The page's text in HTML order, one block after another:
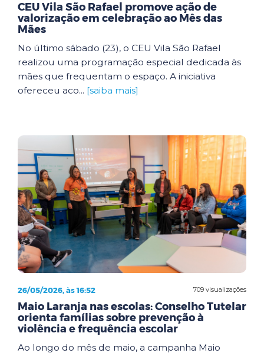
CEU Vila São Rafael promove ação de
valorização em celebração ao Mês das
Mães
No último sábado (23), o CEU Vila São Rafael
realizou uma programação especial dedicada às
mães que frequentam o espaço. A iniciativa
ofereceu aco... [saiba mais]
709 visualizações
26/05/2026, às 16:52
Maio Laranja nas escolas: Conselho Tutelar
orienta famílias sobre prevenção à
violência e frequência escolar
Ao longo do mês de maio, a campanha Maio